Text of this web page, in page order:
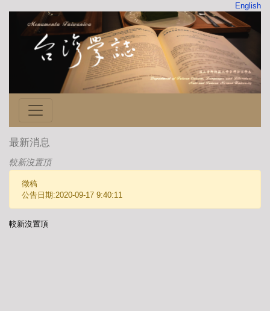
English
最新消息
較新沒置頂
徵稿
公告日期:2020-09-17 9:40:11
較新沒置頂